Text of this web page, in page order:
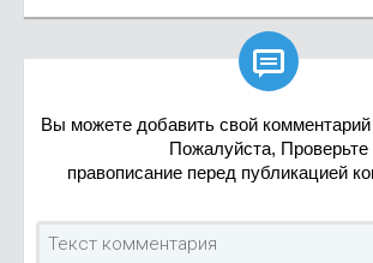

Вы можете добавить свой
Пожалуйста, Проверьте
правописание перед публикацией